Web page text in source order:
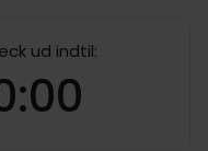
ud indtil: